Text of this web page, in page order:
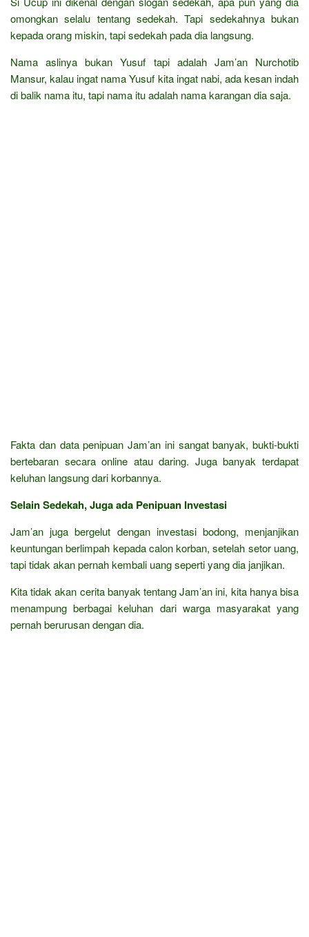
omongkan selalu tentang sedekah. Tapi sedekahnya bukan
kepada orang miskin, tapi sedekah pada dia langsung.
Nama aslinya bukan Yusuf tapi adalah Jam’an Nurchotib
Mansur, kalau ingat nama Yusuf kita ingat nabi, ada kesan indah
di balik nama itu, tapi nama itu adalah nama karangan dia saja.
Fakta dan data penipuan Jam’an ini sangat banyak, bukti-bukti
bertebaran secara online atau daring. Juga banyak terdapat
keluhan langsung dari korbannya.
Selain Sedekah, Juga ada Penipuan Investasi
Jam’an juga bergelut dengan investasi bodong, menjanjikan
keuntungan berlimpah kepada calon korban, setelah setor uang,
tapi tidak akan pernah kembali uang seperti yang dia janjikan.
Kita tidak akan cerita banyak tentang Jam’an ini, kita hanya bisa
menampung berbagai keluhan dari warga masyarakat yang
pernah berurusan dengan dia.